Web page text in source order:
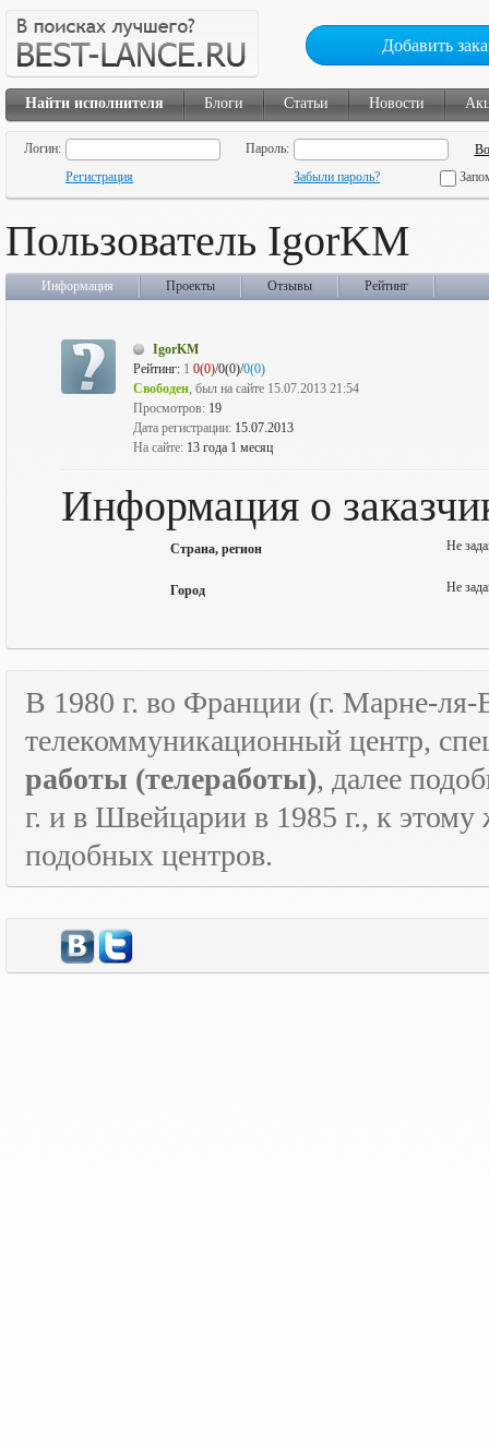
Добавить
Найти исполнителя Блоги Статьи Новости
Логин:
Пароль:
Регистрация
Забыли пароль?
Пользователь IgorKM
Информация Проекты Отзывы Рейтинг
IgorKM
Рейтинг: 1 0(0)/0(0)/0(0)
Свободен, был на сайте 15.07.2013 21:54
Просмотров: 19
Дата регистрации: 15.07.2013
На сайте: 13 года 1 месяц
Информация о
Страна, регион Не
Город Не
В 1980 г. во Франции (г. Марне-
телекоммуникационный центр,
работы (телеработы), далее
г. и в Швейцарии в 1985 г., к этому
подобных центров.